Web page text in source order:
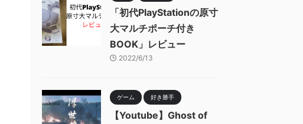
「初代PlayStationの原寸
大マルチポーチ付き
BOOK」レビュー
2022/6/13
ゲーム 好き勝手
【Youtube】Ghost of